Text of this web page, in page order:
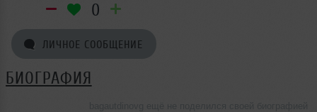
0
ЛИЧНОЕ СООБЩЕНИЕ
БИОГРАФИЯ